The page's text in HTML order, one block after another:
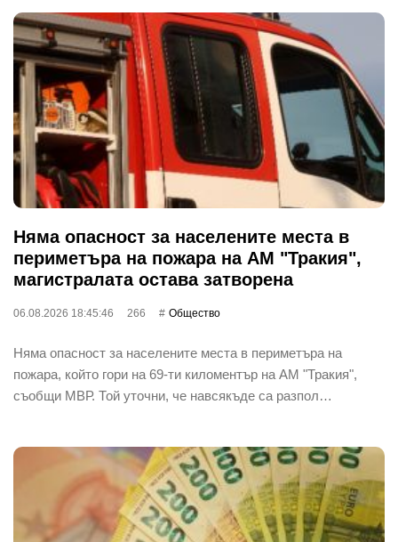
Няма опасност за населените места в
периметъра на пожара на АМ "Тракия",
магистралата остава затворена
06.08.2026 18:45:46 266 Общество
Няма опасност за населените места в периметъра на
пожара, който гори на 69-ти киломентър на АМ "Тракия",
съобщи МВР. Той уточни, че навсякъде са разпол…